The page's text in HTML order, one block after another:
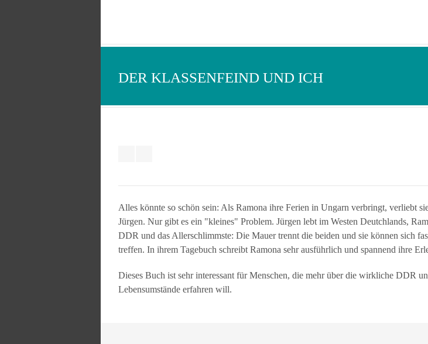
DER KLASSENFEIND UND ICH
Alles könnte so schön sein: Als Ramona ihre Ferien in Ungarn verbringt, verliebt
Jürgen. Nur gibt es ein "kleines" Problem. Jürgen lebt im Westen Deutchlands,
DDR und das Allerschlimmste: Die Mauer trennt die beiden und sie können sich
treffen. In ihrem Tagebuch schreibt Ramona sehr ausführlich und spannend ihre
Dieses Buch ist sehr interessant für Menschen, die mehr über die wirkliche DDR
Lebensumstände erfahren will.